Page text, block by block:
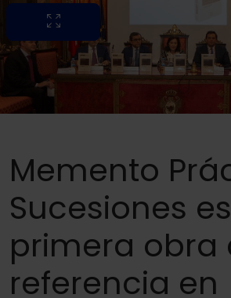
Memento
Sucesiones
primera obra
referencia en